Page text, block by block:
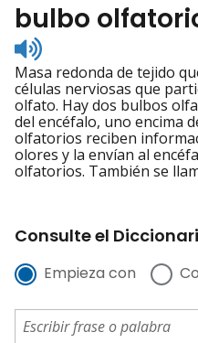
bulbo
Listen
to
pronunciation
Masa redonda de tejido
células nerviosas que
olfato. Hay dos bulbos
del encéfalo, uno encima
olfatorios reciben
olores y la envían al
olfatorios. También se
Consulte el
Empieza con